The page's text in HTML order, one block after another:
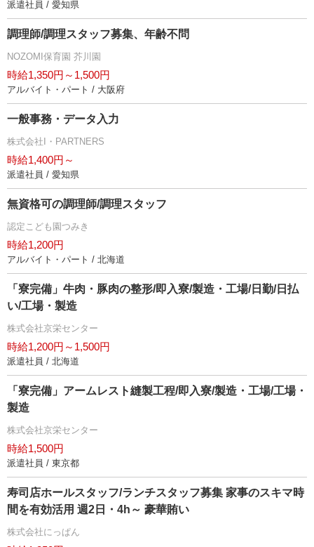
派遣社員 / 愛知県
調理師/調理スタッフ募集、年齢不問
NOZOMI保育園 芥川園
時給1,350円～1,500円
アルバイト・パート / 大阪府
一般事務・データ入力
株式会社I・PARTNERS
時給1,400円～
派遣社員 / 愛知県
無資格可の調理師/調理スタッフ
認定こども園つみき
時給1,200円
アルバイト・パート / 北海道
「寮完備」牛肉・豚肉の整形/即入寮/製造・工場/日勤/日払
い/工場・製造
株式会社京栄センター
時給1,200円～1,500円
派遣社員 / 北海道
「寮完備」アームレスト縫製工程/即入寮/製造・工場/工場・
製造
株式会社京栄センター
時給1,500円
派遣社員 / 東京都
寿司店ホールスタッフ/ランチスタッフ募集 家事のスキマ時
間を有効活用 週2日・4h～ 豪華賄い
株式会社にっぱん